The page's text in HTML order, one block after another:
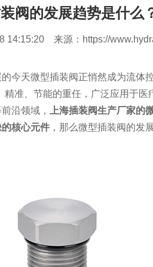
阀的发展趋势是什么
14:15:20 来源： https://
今天微型插装阀正悄然成为流体
精准、节能的重任，广泛应用于医
沿领域，
上海插装阀生产厂家的
核心元件，那么微型插装阀的发